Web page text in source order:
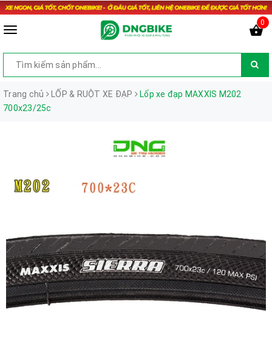
0
Trang chủ LỐP & RUỘT XE ĐẠP
Lốp xe đạp MAXXIS M202
700x23/25c